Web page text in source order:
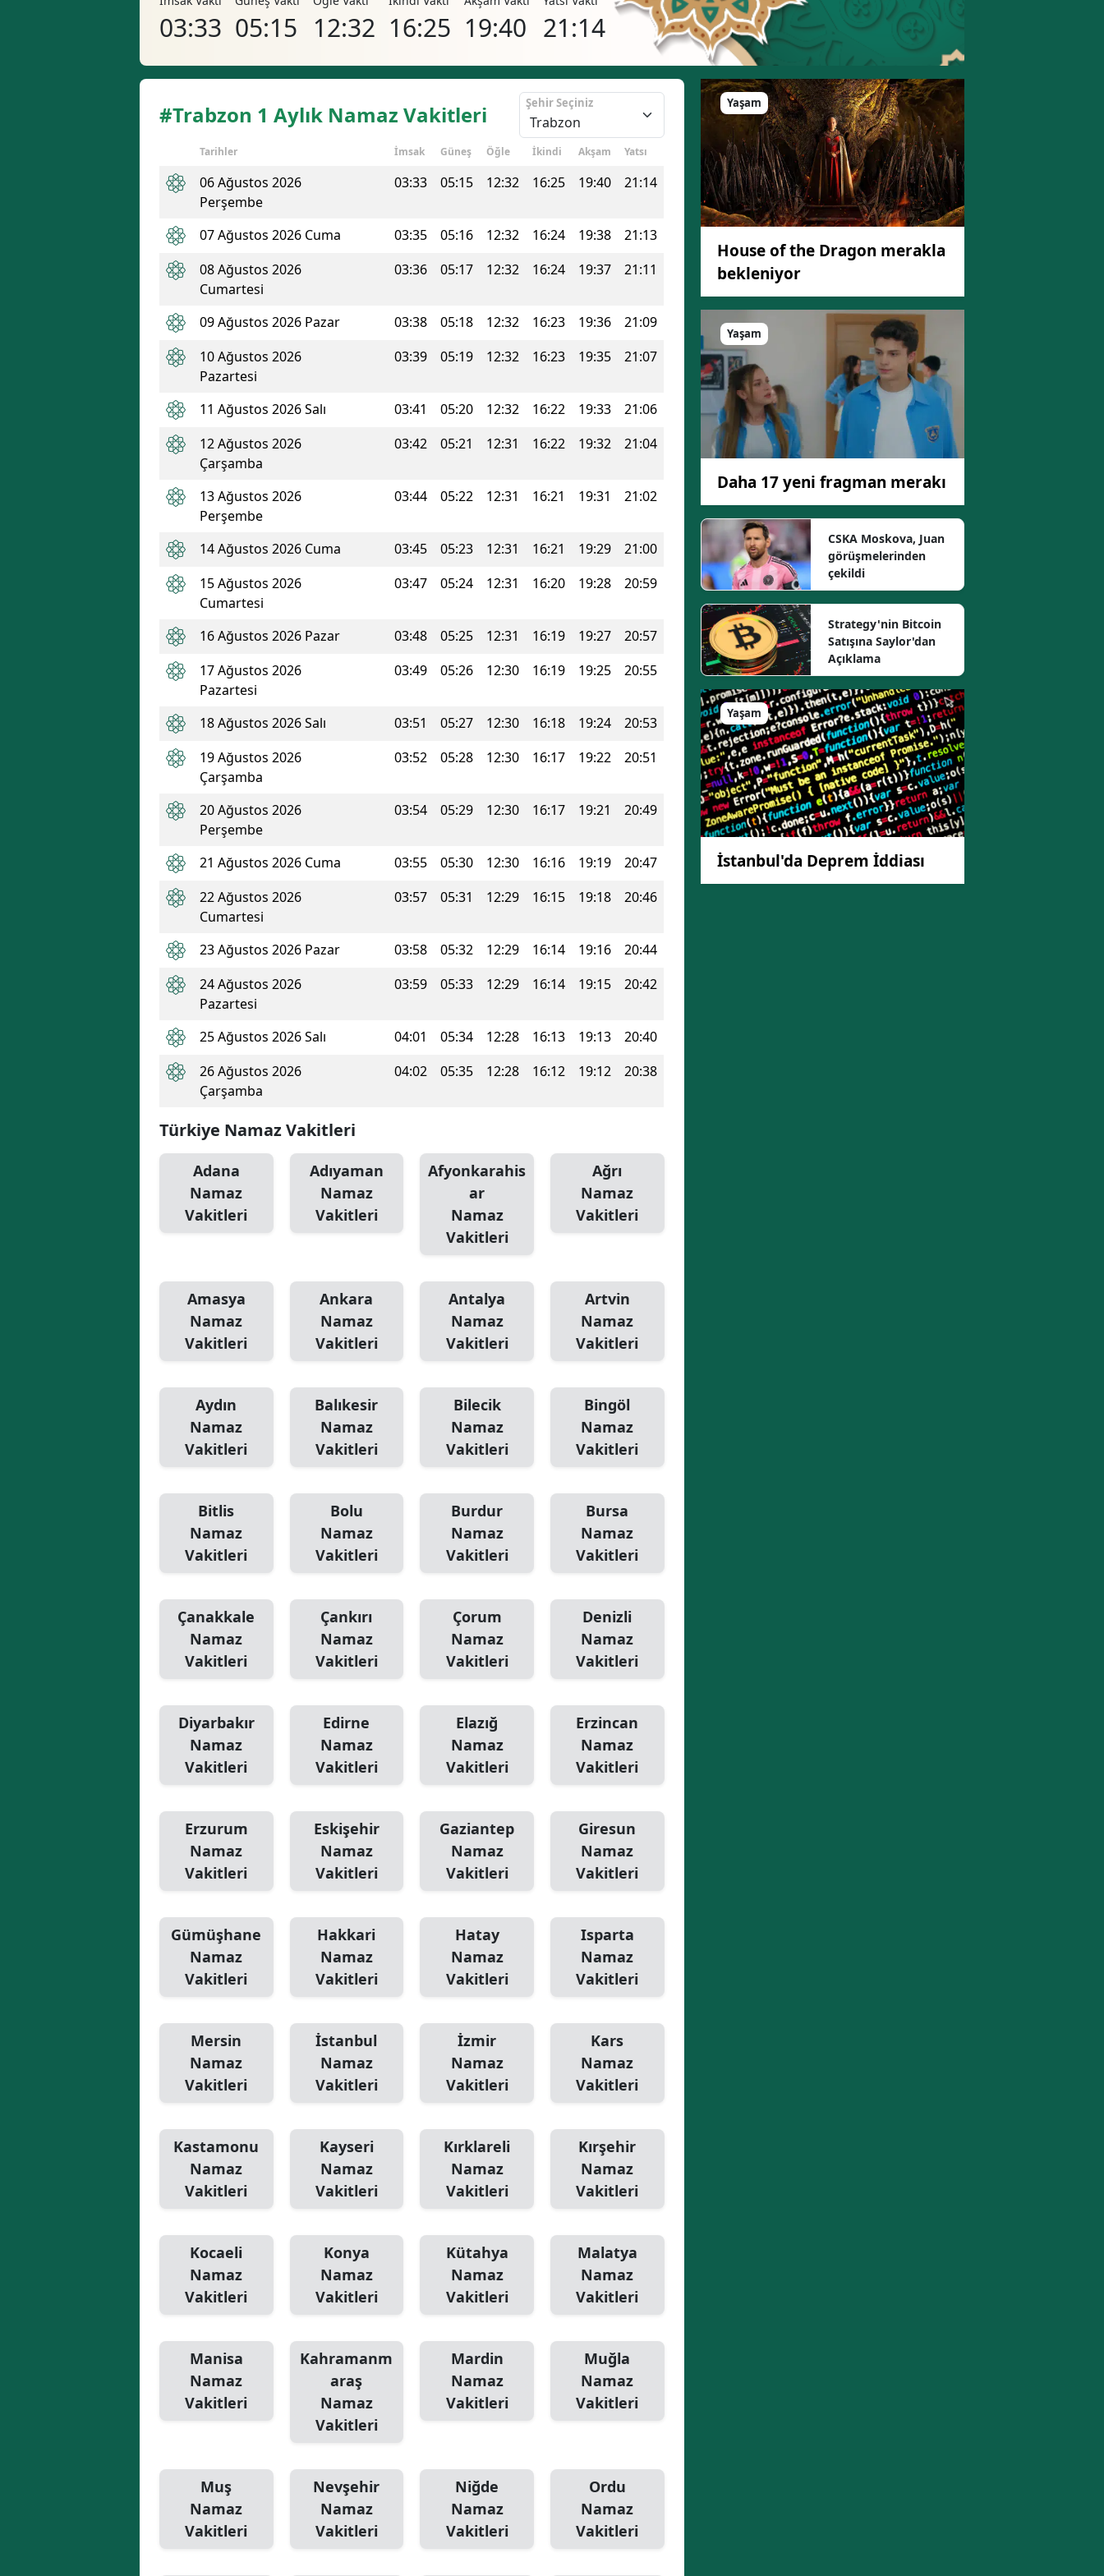
Bilecik
Bolu
Burdur
Bursa
Denizli
Diyarbakır
Erzurum
Gaziantep
Giresun
Isparta
Mersin
Kars
Kastamonu
Kırşehir
Kocaeli
Kahramanmaraş
Mardin
Niğde
Sakarya
Samsun
Sivas
Trabzon
Şanlıurfa
Şırnak
Iğdır
Yalova
Osmaniye
03:33 05:15 12:32 16:25 19:40 21:14
#Trabzon 1 Aylık Namaz Vakitleri Şehir Seçiniz
Tarihler İmsak Güneş Öğle İkindi Akşam Yatsı
06 Ağustos 2026
Perşembe
03:33 05:15 12:32 16:25 19:40 21:14
07 Ağustos 2026 Cuma 03:35 05:16 12:32 16:24 19:38
21:13
08 Ağustos 2026
Cumartesi
03:36 05:17 12:32 16:24 19:37 21:11
09 Ağustos 2026 Pazar 03:38 05:18 12:32 16:23 19:36
21:09
10 Ağustos 2026
Pazartesi
03:39 05:19 12:32 16:23 19:35 21:07
11 Ağustos 2026 Salı 03:41 05:20 12:32 16:22 19:33
21:06
12 Ağustos 2026
Çarşamba
03:42 05:21 12:31 16:22 19:32 21:04
13 Ağustos 2026
Perşembe
03:44 05:22 12:31 16:21 19:31 21:02
14 Ağustos 2026 Cuma 03:45 05:23 12:31 16:21 19:29
21:00
15 Ağustos 2026
Cumartesi
03:47 05:24 12:31 16:20 19:28 20:59
16 Ağustos 2026 Pazar 03:48 05:25 12:31 16:19 19:27
20:57
17 Ağustos 2026
Pazartesi
03:49 05:26 12:30 16:19 19:25 20:55
18 Ağustos 2026 Salı 03:51 05:27 12:30 16:18 19:24
20:53
19 Ağustos 2026
Çarşamba
03:52 05:28 12:30 16:17 19:22 20:51
20 Ağustos 2026
Perşembe
03:54 05:29 12:30 16:17 19:21 20:49
21 Ağustos 2026 Cuma 03:55 05:30 12:30 16:16 19:19
20:47
22 Ağustos 2026
Cumartesi
03:57 05:31 12:29 16:15 19:18 20:46
23 Ağustos 2026 Pazar 03:58 05:32 12:29 16:14 19:16
20:44
24 Ağustos 2026
Pazartesi
03:59 05:33 12:29 16:14 19:15 20:42
25 Ağustos 2026 Salı 04:01 05:34 12:28 16:13 19:13
20:40
26 Ağustos 2026
Çarşamba
04:02 05:35 12:28 16:12 19:12 20:38
Türkiye Namaz Vakitleri
Adana
Namaz
Vakitleri
Adıyaman
Namaz
Vakitleri
Afyonkarahis
ar
Namaz
Vakitleri
Ağrı
Namaz
Vakitleri
Amasya
Namaz
Vakitleri
Ankara
Namaz
Vakitleri
Antalya
Namaz
Vakitleri
Artvin
Namaz
Vakitleri
Aydın
Namaz
Vakitleri
Balıkesir
Namaz
Vakitleri
Bilecik
Namaz
Vakitleri
Bingöl
Namaz
Vakitleri
Bitlis
Namaz
Vakitleri
Bolu
Namaz
Vakitleri
Burdur
Namaz
Vakitleri
Bursa
Namaz
Vakitleri
Çanakkale
Namaz
Vakitleri
Çankırı
Namaz
Vakitleri
Çorum
Namaz
Vakitleri
Denizli
Namaz
Vakitleri
Diyarbakır
Namaz
Vakitleri
Edirne
Namaz
Vakitleri
Elazığ
Namaz
Vakitleri
Erzincan
Namaz
Vakitleri
Erzurum
Namaz
Vakitleri
Eskişehir
Namaz
Vakitleri
Gaziantep
Namaz
Vakitleri
Giresun
Namaz
Vakitleri
Gümüşhane
Namaz
Vakitleri
Hakkari
Namaz
Vakitleri
Hatay
Namaz
Vakitleri
Isparta
Namaz
Vakitleri
Mersin
Namaz
Vakitleri
İstanbul
Namaz
Vakitleri
İzmir
Namaz
Vakitleri
Kars
Namaz
Vakitleri
Kastamonu
Namaz
Vakitleri
Kayseri
Namaz
Vakitleri
Kırklareli
Namaz
Vakitleri
Kırşehir
Namaz
Vakitleri
Kocaeli
Namaz
Vakitleri
Konya
Namaz
Vakitleri
Kütahya
Namaz
Vakitleri
Malatya
Namaz
Vakitleri
Manisa
Namaz
Vakitleri
Kahramanm
araş
Namaz
Vakitleri
Mardin
Namaz
Vakitleri
Muğla
Namaz
Vakitleri
Muş
Namaz
Vakitleri
Nevşehir
Namaz
Vakitleri
Niğde
Namaz
Vakitleri
Ordu
Namaz
Vakitleri
Yaşam
House of the Dragon merakla
bekleniyor
Yaşam
Daha 17 yeni fragman merakı
CSKA Moskova, Juan
görüşmelerinden
çekildi
Strategy'nin Bitcoin
Satışına Saylor'dan
Açıklama
Yaşam
İstanbul'da Deprem İddiası